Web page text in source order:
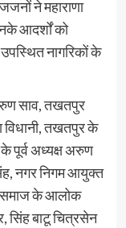
ने महाराणा
आदर्शों को
नागरिकों के
साव, तखतपुर
विधानी, तखतपुर के
के पूर्व अध्यक्ष अरुण
नगर निगम आयुक्त
समाज के आलोक
सिंह बाटू चित्रसेन